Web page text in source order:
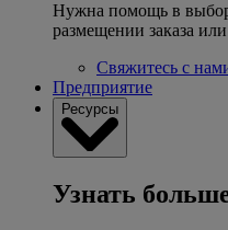
Нужна помощь в
размещении заказа
Свяжитесь с
Предприятие
Ресурсы
Узнать